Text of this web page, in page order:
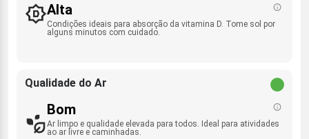
Alta
Condições ideais para absorção da vitamina D. Tome sol por
alguns minutos com cuidado.
Qualidade do Ar
Bom
Ar limpo e qualidade elevada para todos. Ideal para atividades
ao ar livre e caminhadas.